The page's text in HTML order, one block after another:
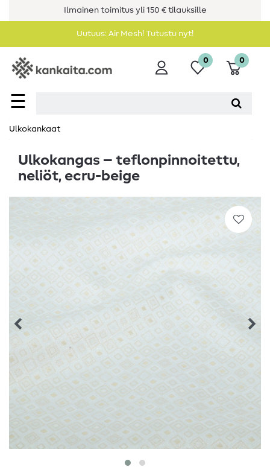
Ilmainen toimitus yli 150 € tilauksille
Uutuus: Air Mesh! Tutustu nyt!
☰
0 0
Ulkokankaat
Ulkokangas – teflonpinnoitettu,
neliöt, ecru-beige